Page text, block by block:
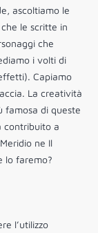
ascoltiamo le
le scritte in
che
i volti di
Capiamo
La creatività
famosa di queste
contribuito a
ne Il
lo faremo?
l’utilizzo